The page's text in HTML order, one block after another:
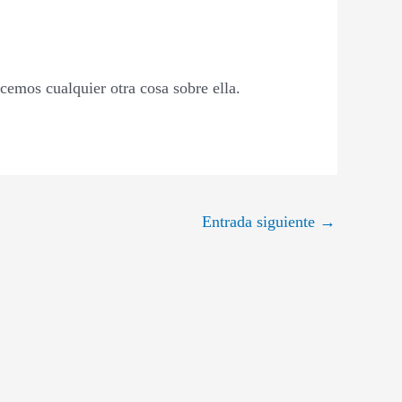
cualquier otra cosa sobre ella.
Entrada siguiente →